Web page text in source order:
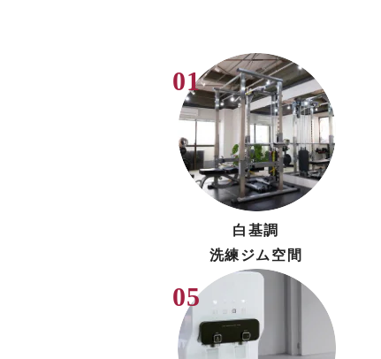
白基調
洗練ジム空間